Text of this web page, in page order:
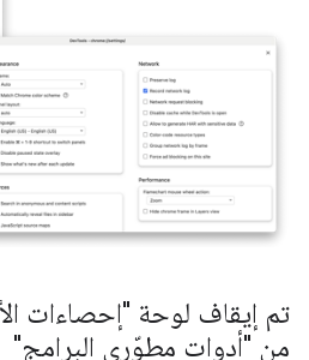
تم إيقاف لوحة "إحصاءات
من "أدوات مطوّري البرامج"